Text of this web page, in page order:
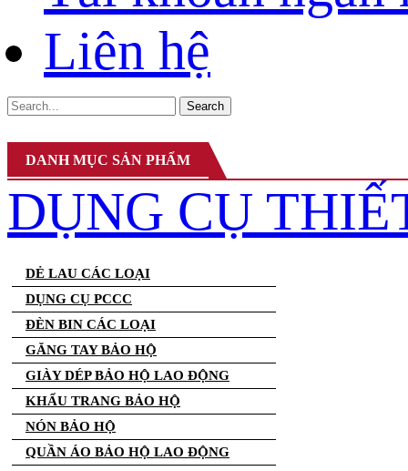
Liên hệ
Search
DANH MỤC SẢN PHẨM
DỤNG CỤ
DẺ LAU CÁC LOẠI
DỤNG CỤ PCCC
ĐÈN BIN CÁC LOẠI
GĂNG TAY BẢO HỘ
GIÀY DÉP BẢO HỘ LAO ĐỘNG
KHẨU TRANG BẢO HỘ
NÓN BẢO HỘ
QUẦN ÁO BẢO HỘ LAO ĐỘNG